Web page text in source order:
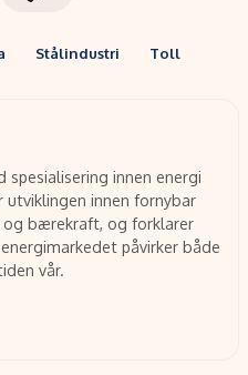
Stålindustri Toll
spesialisering innen energi
utviklingen innen fornybar
og bærekraft, og forklarer
påvirker både
vår.